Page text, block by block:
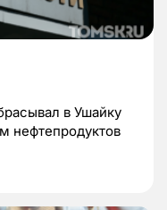
в Ушайку
нефтепродуктов